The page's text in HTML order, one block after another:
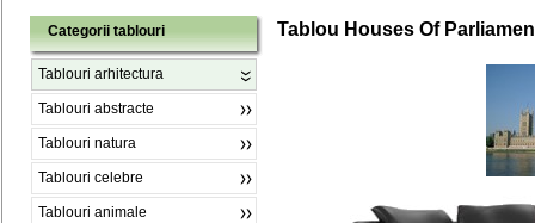
Categorii tablouri
Tablouri arhitectura
Tablouri abstracte
Tablouri natura
Tablouri celebre
Tablouri animale
Tablou Houses Of